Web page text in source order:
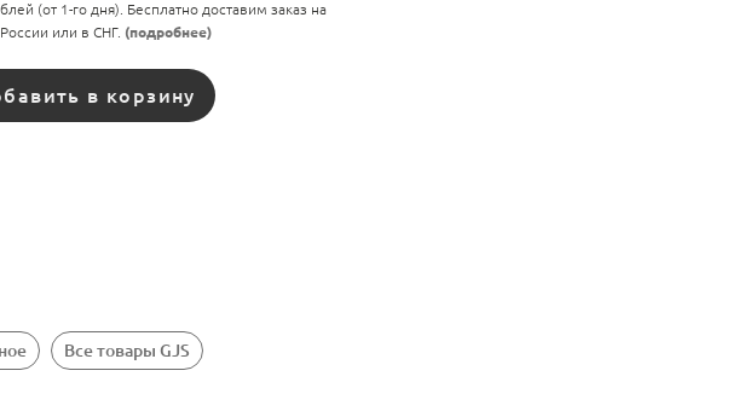
(от 1-го дня). Бесплатно доставим заказ на
или в СНГ. (подробнее)
в корзину
Все товары GJS